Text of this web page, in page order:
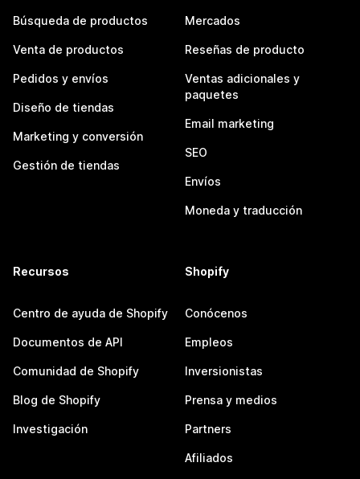
Búsqueda de productos
Venta de productos
Pedidos y envíos
Diseño de tiendas
Marketing y conversión
Gestión de tiendas
Mercados
Reseñas de producto
Ventas adicionales y
paquetes
Email marketing
SEO
Envíos
Moneda y traducción
Recursos
Centro de ayuda de Shopify
Documentos de API
Comunidad de Shopify
Blog de Shopify
Investigación
Shopify
Conócenos
Empleos
Inversionistas
Prensa y medios
Partners
Afiliados